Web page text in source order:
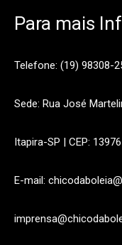
Para mais
Telefone: (19) 98308-
Sede: Rua José
Itapira-SP | CEP:
E-mail: